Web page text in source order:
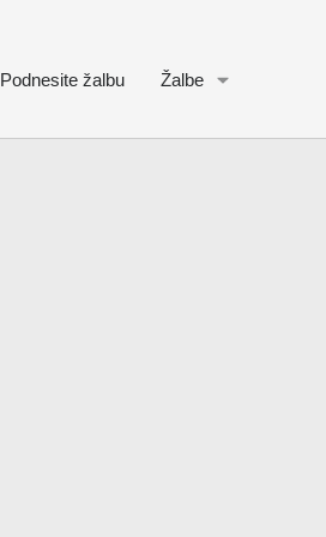
Podnesite žalbu Žalbe